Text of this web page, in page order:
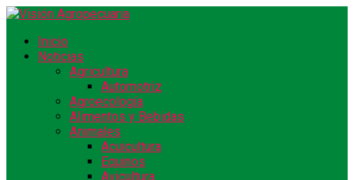
Inicio
Noticias
Agricultura
Automotriz
Agroecología
Alimentos y Bebidas
Animales
Acuicultura
Equinos
Avicultura